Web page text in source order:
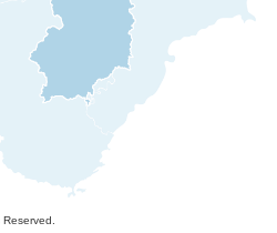
Reserved.